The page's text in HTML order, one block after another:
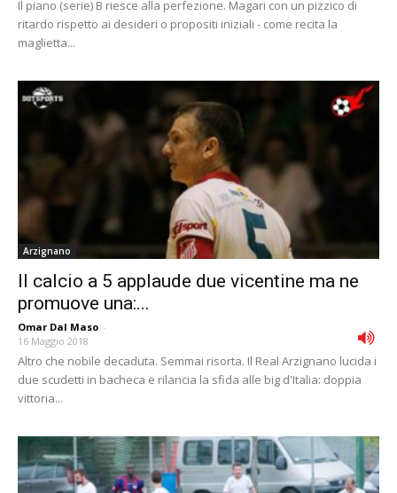
Il piano (serie) B riesce alla perfezione. Magari con un pizzico di
ritardo rispetto ai desideri o propositi iniziali - come recita la
maglietta...
Arzignano
Il calcio a 5 applaude due vicentine ma ne
promuove una:...
Omar Dal Maso -
16 Maggio 2018
Altro che nobile decaduta. Semmai risorta. Il Real Arzignano lucida i
due scudetti in bacheca e rilancia la sfida alle big d'Italia: doppia
vittoria...